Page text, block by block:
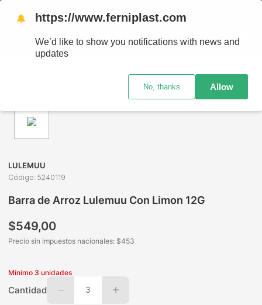
LULEMUU
Código:5240119
Barra de Arroz Lulemuu Con Limon 12G
$549,00
Precio sin impuestos nacionales: $453
Mínimo 3 unidades
Cantidad 3
🔔 https://www.ferniplast.com
We’d like to show you notifications with news and
updates
No, thanks Allow